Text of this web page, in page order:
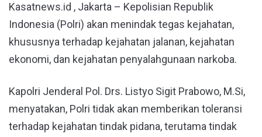
Kasatnews.id , Jakarta – Kepolisian Republik
Indonesia (Polri) akan menindak tegas kejahatan,
khususnya terhadap kejahatan jalanan, kejahatan
ekonomi, dan kejahatan penyalahgunaan narkoba.
Kapolri Jenderal Pol. Drs. Listyo Sigit Prabowo, M.Si,
menyatakan, Polri tidak akan memberikan toleransi
terhadap kejahatan tindak pidana, terutama tindak